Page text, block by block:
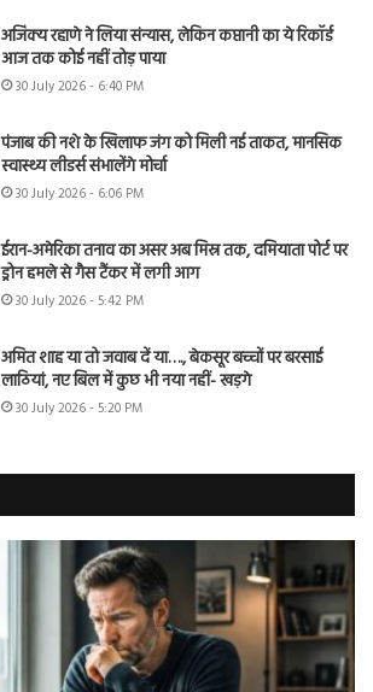
अजिंक्य रहाणे ने लिया संन्यास, लेकिन कप्तानी का ये रिकॉर्ड
आज तक कोई नहीं तोड़ पाया
30 July 2026 - 6:40 PM
पंजाब की नशे के खिलाफ जंग को मिली नई ताकत, मानसिक
स्वास्थ्य लीडर्स संभालेंगे मोर्चा
30 July 2026 - 6:06 PM
ईरान-अमेरिका तनाव का असर अब मिस्र तक, दमियाता पोर्ट पर
ड्रोन हमले से गैस टैंकर में लगी आग
30 July 2026 - 5:42 PM
अमित शाह या तो जवाब दें या…., बेकसूर बच्चों पर बरसाई
लाठियां, नए बिल में कुछ भी नया नहीं- खड़गे
30 July 2026 - 5:20 PM